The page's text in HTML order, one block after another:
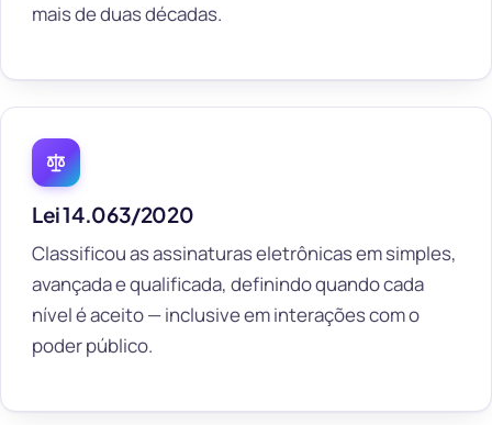
mais de duas décadas.
Lei 14.063/2020
Classificou as assinaturas eletrônicas em simples,
avançada e qualificada, definindo quando cada
nível é aceito — inclusive em interações com o
poder público.